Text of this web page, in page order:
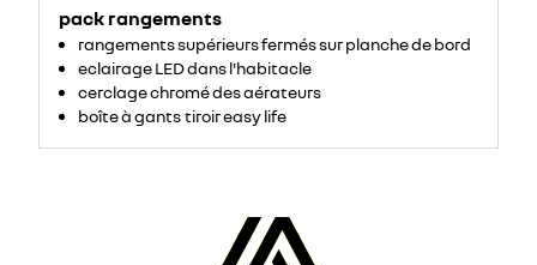
pack rangements
rangements supérieurs fermés sur planche de bord
eclairage LED dans l'habitacle
cerclage chromé des aérateurs
boîte à gants tiroir easy life